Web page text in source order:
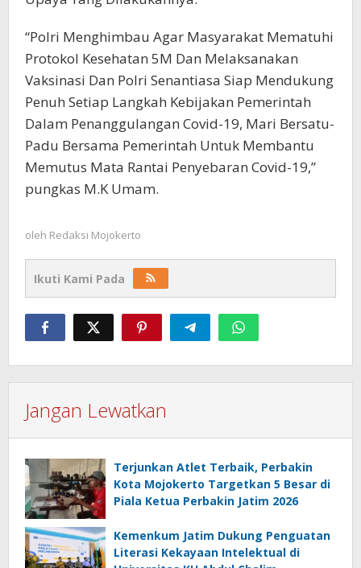
“Polri Menghimbau Agar Masyarakat Mematuhi
Protokol Kesehatan 5M Dan Melaksanakan
Vaksinasi Dan Polri Senantiasa Siap Mendukung
Penuh Setiap Langkah Kebijakan Pemerintah
Dalam Penanggulangan Covid-19, Mari Bersatu-
Padu Bersama Pemerintah Untuk Membantu
Memutus Mata Rantai Penyebaran Covid-19,”
pungkas M.K Umam.
oleh Redaksi Mojokerto
Ikuti Kami Pada
Jangan Lewatkan
Terjunkan Atlet Terbaik, Perbakin
Kota Mojokerto Targetkan 5 Besar di
Piala Ketua Perbakin Jatim 2026
Kemenkum Jatim Dukung Penguatan
Literasi Kekayaan Intelektual di